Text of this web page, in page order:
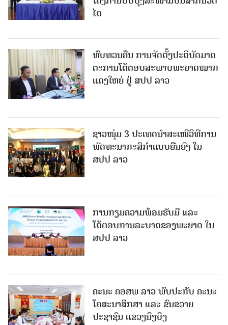
ໄຕ
ທົບທວນຄືນ ການຈັດຕັ້ງປະຕິບັດມາດ
ຕະການໂຕ້ຕອບສະພາບພະຍາດໝາກ
ແດງໃຫຍ່ ຢູ່ ສປປ ລາວ
ຊາວໜຸ່ມ 3 ປະເທດນຳສະເໜີວິທີການ
ພັດທະນາກະສິກຳແບບຍືນຍົງ ໃນ
ສປປ ລາວ
ການກຽມຄວາມພ້ອມຮັບມື ແລະ
ໂຕ້ຕອບການລະບາດຂອງພະຍາດ ໃນ
ສປປ ລາວ
ຄະນະ ຄອສພ ລາວ ພົບປະກັບ ຄະນະ
ໂຄສະນາສຶກສາ ແລະ ຂົນຂວາຍ
ປະຊາຊົນ ແຂວງນິງບິງ